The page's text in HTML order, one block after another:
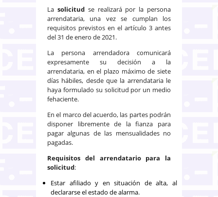
La solicitudse realizará por la persona
arrendataria, una vez se cumplan los
requisitos previstos en el artículo 3 antes
del 31 de enero de 2021.
La persona arrendadora comunicará
expresamente su decisión a la
arrendataria, en el plazo máximo de siete
días hábiles, desde que la arrendataria le
haya formulado su solicitud por un medio
fehaciente.
En el marco del acuerdo, las partes podrán
disponer libremente de la fianza para
pagar algunas de las mensualidades no
pagadas.
Requisitos del arrendatario para la
solicitud:
Estar afiliado y en situación de alta, al
declararse el estado de alarma.